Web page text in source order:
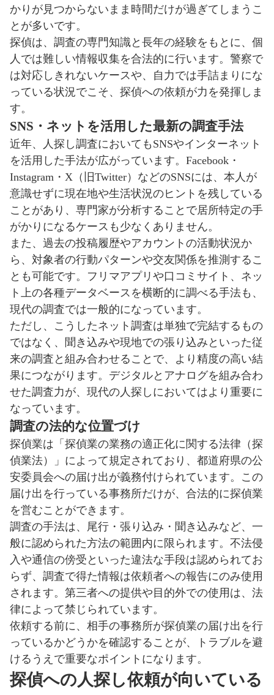
かりが見つからないまま時間だけが過ぎてしまうこ
とが多いです。
探偵は、調査の専門知識と長年の経験をもとに、個
人では難しい情報収集を合法的に行います。警察で
は対応しきれないケースや、自力では手詰まりにな
っている状況でこそ、探偵への依頼が力を発揮しま
す。
SNS・ネットを活用した最新の調査手法
近年、人探し調査においてもSNSやインターネット
を活用した手法が広がっています。Facebook・
Instagram・X（旧Twitter）などのSNSには、本人が
意識せずに現在地や生活状況のヒントを残している
ことがあり、専門家が分析することで居所特定の手
がかりになるケースも少なくありません。
また、過去の投稿履歴やアカウントの活動状況か
ら、対象者の行動パターンや交友関係を推測するこ
とも可能です。フリマアプリや口コミサイト、ネッ
ト上の各種データベースを横断的に調べる手法も、
現代の調査では一般的になっています。
ただし、こうしたネット調査は単独で完結するもの
ではなく、聞き込みや現地での張り込みといった従
来の調査と組み合わせることで、より精度の高い結
果につながります。デジタルとアナログを組み合わ
せた調査力が、現代の人探しにおいてはより重要に
なっています。
調査の法的な位置づけ
探偵業は「探偵業の業務の適正化に関する法律（探
偵業法）」によって規定されており、都道府県の公
安委員会への届け出が義務付けられています。この
届け出を行っている事務所だけが、合法的に探偵業
を営むことができます。
調査の手法は、尾行・張り込み・聞き込みなど、一
般に認められた方法の範囲内に限られます。不法侵
入や通信の傍受といった違法な手段は認められてお
らず、調査で得た情報は依頼者への報告にのみ使用
されます。第三者への提供や目的外での使用は、法
律によって禁じられています。
依頼する前に、相手の事務所が探偵業の届け出を行
っているかどうかを確認することが、トラブルを避
けるうえで重要なポイントになります。
探偵への人探し依頼が向いている